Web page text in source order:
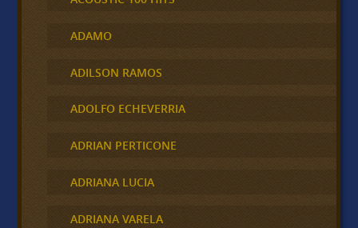
ADAMO
ADILSON RAMOS
ADOLFO ECHEVERRIA
ADRIAN PERTICONE
ADRIANA LUCIA
ADRIANA VARELA